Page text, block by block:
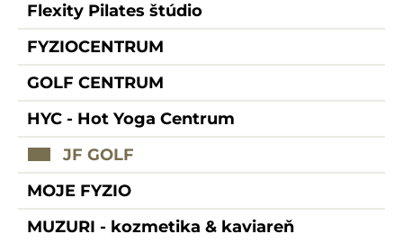
Flexity Pilates štúdio
FYZIOCENTRUM
GOLF CENTRUM
HYC - Hot Yoga Centrum
JF GOLF
MOJE FYZIO
MUZURI - kozmetika & kaviareň